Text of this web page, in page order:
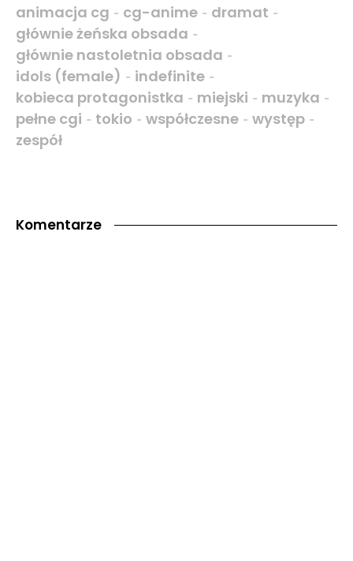
animacja cg - cg-anime - dramat -
głównie żeńska obsada -
głównie nastoletnia obsada -
idols (female) - indefinite -
kobieca protagonistka - miejski - muzyka -
pełne cgi - tokio - współczesne - występ -
zespół
Komentarze